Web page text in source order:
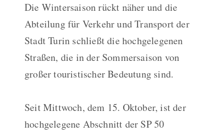
Die Wintersaison rückt näher und die
Abteilung für Verkehr und Transport der
Stadt Turin schließt die hochgelegenen
Straßen, die in der Sommersaison von
großer touristischer Bedeutung sind.
Seit Mittwoch, dem 15. Oktober, ist der
hochgelegene Abschnitt der SP 50